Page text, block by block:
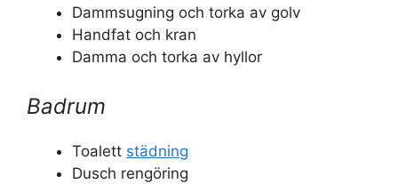
Dammsugning och torka av golv
Handfat och kran
Damma och torka av hyllor
Badrum
Toalett städning
Dusch rengöring